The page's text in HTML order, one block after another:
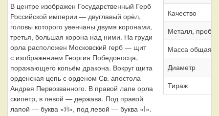
В центре изображен Государственный Герб
Российской империи — двуглавый орёл,
головы которого увенчаны двумя коронами,
третья, большая корона над ними. На груди
орла расположен Московский герб — щит
с изображением Георгия Победоносца,
поражающего копьём дракона. Вокруг щита
орденская цепь с орденом Св. апостола
Андрея Первозванного. В правой лапе орла
скипетр, в левой — держава. Под правой
лапой — буква «Я», под левой — буква «I».
Качество
Металл, проба
Масса общая
Диаметр
Тираж